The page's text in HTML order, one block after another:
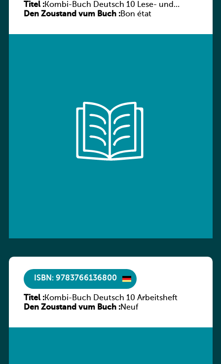
Titel :Kombi-Buch Deutsch 10 Lese- und
Sprachbuch
Den Zoustand vum Buch :Bon état
ISBN: 9783766136800
Titel :Kombi-Buch Deutsch 10 Arbeitsheft
Den Zoustand vum Buch :Neuf